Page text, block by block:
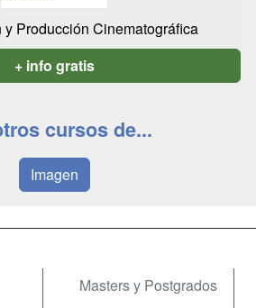
Producción Cinematográfica
+ info gratis
cursos de...
Imagen
Masters y Postgrados